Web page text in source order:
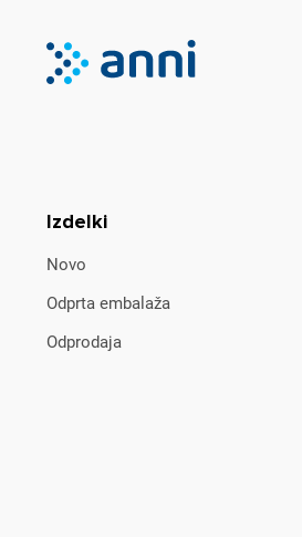
Izdelki
Novo
Odprta embalaža
Odprodaja